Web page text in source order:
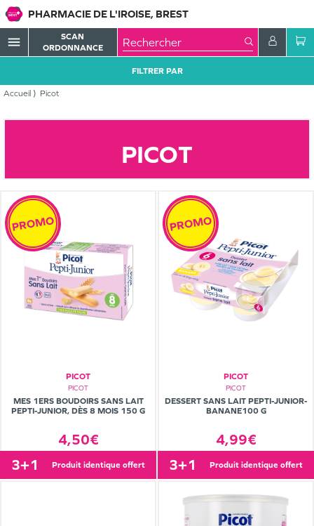
PHARMACIE DE L'IROISE, BREST
menu
SCAN
ORDONNANCE
Accueil Picot
FILTRER PAR
PICOT
PICOT
PICOT
MES 1ERS BOUDOIRS SANS LAIT
PEPTI-JUNIOR, DÈS 8 MOIS 150 G
4,50€
PROMO
3+1 produit identique offert
PICOT
PICOT
DESSERT SANS LAIT PEPTI-JUNIOR-
BANANE100 G
4,99€
PROMO
3+1 produit identique offert